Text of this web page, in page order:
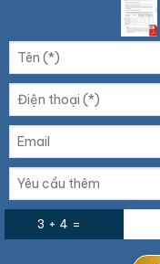
3 + 4 =